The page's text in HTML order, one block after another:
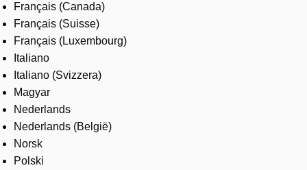
Français (Canada)
Français (Suisse)
Français (Luxembourg)
Italiano
Italiano (Svizzera)
Magyar
Nederlands
Nederlands (België)
Norsk
Polski